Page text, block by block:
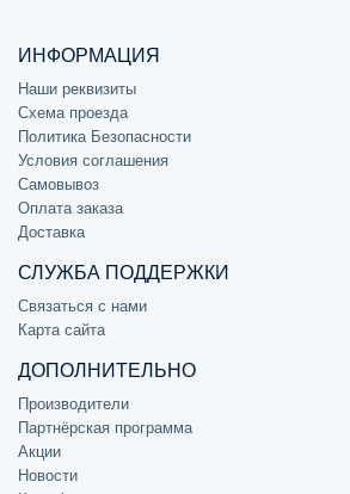
ИНФОРМАЦИЯ
Наши реквизиты
Схема проезда
Политика Безопасности
Условия соглашения
Самовывоз
Оплата заказа
Доставка
СЛУЖБА ПОДДЕРЖКИ
Связаться с нами
Карта сайта
ДОПОЛНИТЕЛЬНО
Производители
Партнёрская программа
Акции
Новости